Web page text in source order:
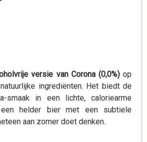
versie van Corona (0,0%)op
ingrediënten. Het biedt de
smaak in een lichte, caloriearme
helder bier met een subtiele
aan zomer doet denken.